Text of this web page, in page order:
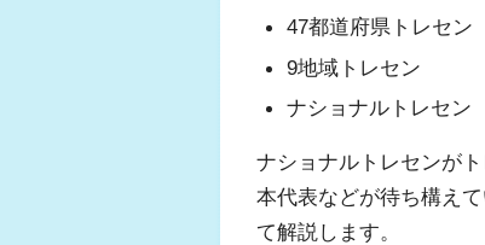
47都道府県トレセン
9地域トレセン
ナショナルトレセン
ナショナルトレセンが
本代表などが待ち構え
て解説します。